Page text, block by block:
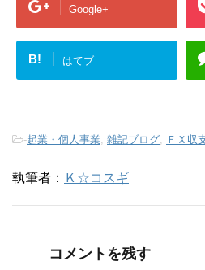
Google+
B! はてブ
-起業・個人事業, 雑記ブログ, ＦＸ収
執筆者： Ｋ☆コスギ
コメントを残す